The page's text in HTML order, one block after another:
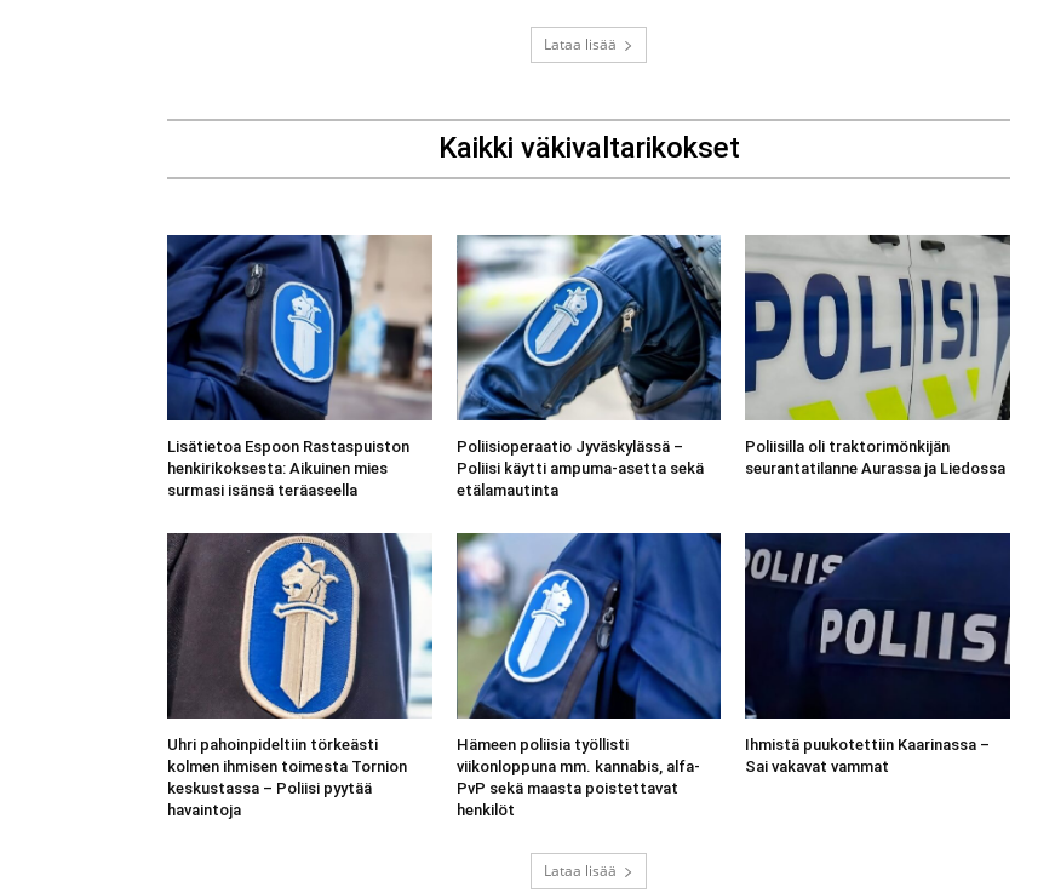
Lataa lisää
Kaikki väkivaltarikokset
Lisätietoa Espoon Rastaspuiston
henkirikoksesta: Aikuinen mies
surmasi isänsä teräaseella
Poliisioperaatio Jyväskylässä –
Poliisi käytti ampuma-asetta sekä
etälamautinta
Poliisilla oli traktorimönkijän
seurantatilanne Aurassa ja Liedossa
Uhri pahoinpideltiin törkeästi
kolmen ihmisen toimesta Tornion
keskustassa – Poliisi pyytää
havaintoja
Hämeen poliisia työllisti
viikonloppuna mm. kannabis, alfa-
PvP sekä maasta poistettavat
henkilöt
Ihmistä puukotettiin Kaarinassa –
Sai vakavat vammat
Lataa lisää